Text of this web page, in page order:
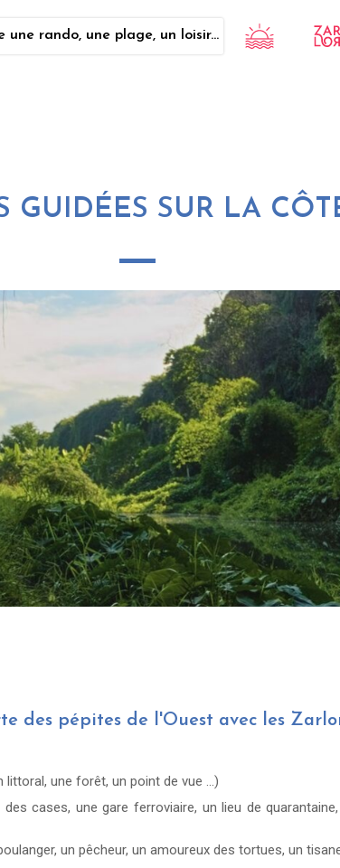
une rando, une plage, un loisir...
GUIDÉES SUR LA
des pépites de l'Ouest avec les
une forêt, un point de vue ...)
des cases, une gare ferroviaire, un lieu de
un pêcheur, un amoureux des tortues, un